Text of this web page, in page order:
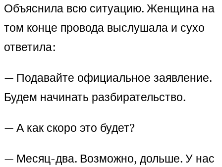
Объяснила всю ситуацию. Женщина на
том конце провода выслушала и сухо
ответила:
— Подавайте официальное заявление.
Будем начинать разбирательство.
— А как скоро это будет?
— Месяц-два. Возможно, дольше. У нас